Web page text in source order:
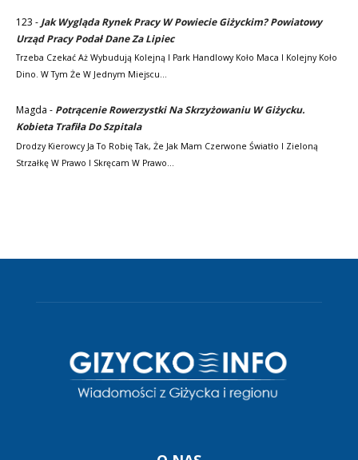
123 - Jak Wygląda Rynek Pracy W Powiecie Giżyckim? Powiatowy
Urząd Pracy Podał Dane Za Lipiec
Trzeba Czekać Aż Wybudują Kolejną I Park Handlowy Koło Maca I Kolejny Koło
Dino. W Tym Że W Jednym Miejscu…
Magda - Potrącenie Rowerzystki Na Skrzyżowaniu W Giżycku.
Kobieta Trafiła Do Szpitala
Drodzy Kierowcy Ja To Robię Tak, Że Jak Mam Czerwone Światło I Zieloną
Strzałkę W Prawo I Skręcam W Prawo…